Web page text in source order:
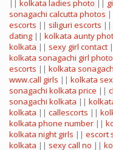
|| kolkata ladies photo ||
sonagachi calcutta photos
escorts || siliguri escorts ||
dating || kolkata aunty
kolkata || sexy girl contact
kolkata sonagachi girl photo
escorts || kolkata
www.call girls || kolkata
sonagachi kolkata price ||
sonagachi kolkata ||
kolkata || callescorts ||
kolkata phone number ||
kolkata night girls || escort
kolkata || sexy call no ||